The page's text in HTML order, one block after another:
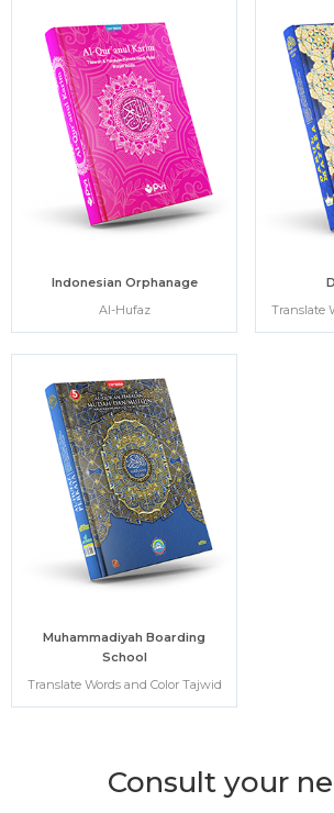
Indonesian Orphanage
Al-Hufaz
Translate
Muhammadiyah Boarding
School
Translate Words and Color Tajwid
Consult your